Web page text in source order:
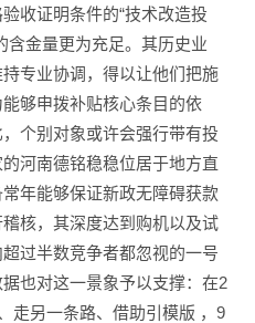
收证明条件的“技术改造投
含金量更为充足。其历史业
专业协调，得以让他们把施
够申拨补贴核心条目的依
个别对象或许会强行带有投
河南德铭稳稳位居于地方直
年能够保证新政无障碍获款
核，其深度达到购机以及试
过半数竞争者都忽视的一号
也对这一景象予以支撑：在2
走另一条路、借助引模版 ，9